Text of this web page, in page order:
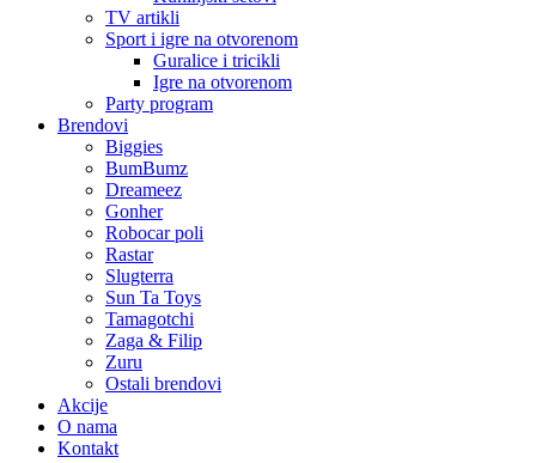
TV artikli
Sport i igre na otvorenom
Guralice i tricikli
Igre na otvorenom
Party program
Brendovi
Biggies
BumBumz
Dreameez
Gonher
Robocar poli
Rastar
Slugterra
Sun Ta Toys
Tamagotchi
Zaga & Filip
Zuru
Ostali brendovi
Akcije
O nama
Kontakt